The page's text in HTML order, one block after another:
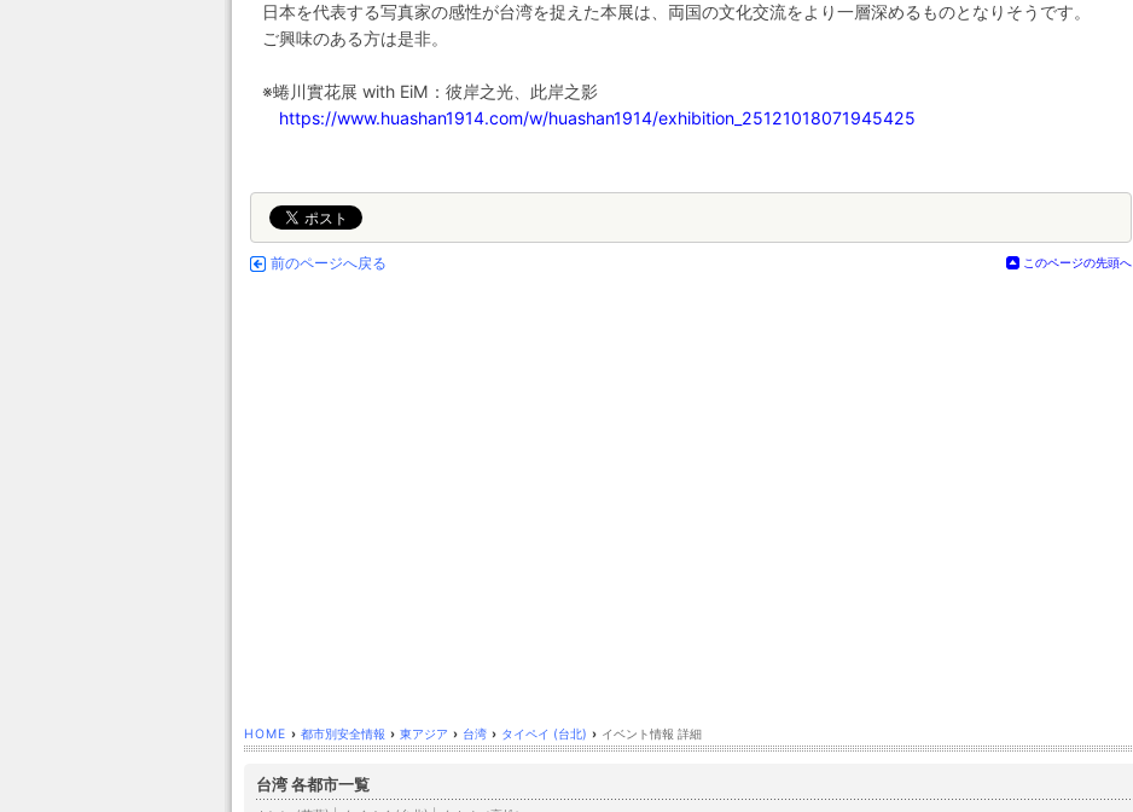
日本を代表する写真家の感性が台湾を捉えた本展は、両国の文化交流をより一層深めるものとなりそうです。
ご興味のある方は是非。
※蜷川實花展 with EiM：彼岸之光、此岸之影
https://www.huashan1914.com/w/huashan1914/exhibition_25121018071945425
前のページへ戻る このページの先頭へ
HOME › 都市別安全情報 › 東アジア › 台湾 › タイペイ (台北) › イベント情報 詳細
台湾 各都市一覧